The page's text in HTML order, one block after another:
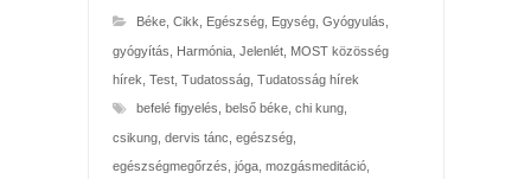
Béke, Cikk Egészség, Egység, Gyógyulás,
gyógyítás Harmónia, Jelenlét, MOST közösség
hírek Test, Tudatosság, Tudatosság hírek
befelé figyelés belső béke, chi kung,
csikung, dervis tánc egészség,
egészségmegőrzés jóga, mozgásmeditáció,